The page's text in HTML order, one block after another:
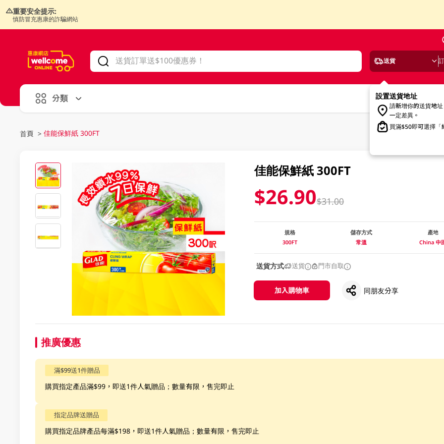
重要安全提示:
慎防冒充惠康的詐騙網站
送貨
設置送貨地址
請新增你的送貨地
一定差異。
買滿$50即可選擇「
分類
首頁 > 佳能保鮮紙 300FT
佳能保鮮紙 300FT
$26.90$31.00
規格
300FT
儲存方式
常溫
產地
China 中
送貨方式 送貨 門市自取
加入購物車 同朋友分享
推廣優惠
滿$99送1件贈品
購買指定產品滿$99，即送1件人氣贈品；數量有限，售完即止
指定品牌送贈品
購買指定品牌產品每滿$198，即送1件人氣贈品；數量有限，售完即止